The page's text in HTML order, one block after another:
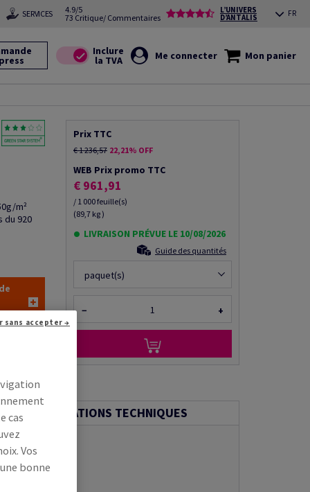
SERVICES
4.9/5
73 Critique/ Commentaires
L’UNIVERS
D’ANTALIS FR
Me connecter Mon panier
m²
du 920
via e-mail
Prix TTC
€ 1 236,57 22,21% OFF
WEB Prix promo TTC
€ 961,91
/ 1 000 feuille(s)
(89,7 kg )
LIVRAISON PRÉVUE LE 10/08/2026
Guide des quantités
paquet(s)
− +
INFORMATIONS TECHNIQUES
cas
Vos
bonne
sans accepter →